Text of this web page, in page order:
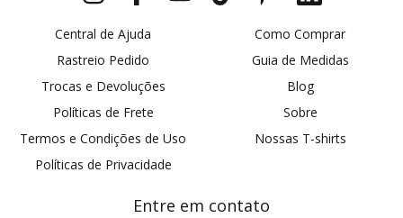
Central de Ajuda
Rastreio Pedido
Trocas e Devoluções
Políticas de Frete
Termos e Condições de Uso
Políticas de Privacidade
Como Comprar
Guia de Medidas
Blog
Sobre
Nossas T-shirts
Entre em contato